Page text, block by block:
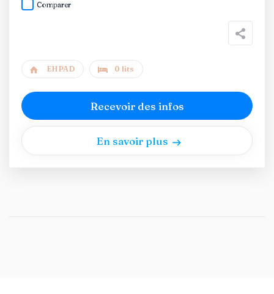
Comparer
EHPAD 0 lits
Recevoir des infos
En savoir plus